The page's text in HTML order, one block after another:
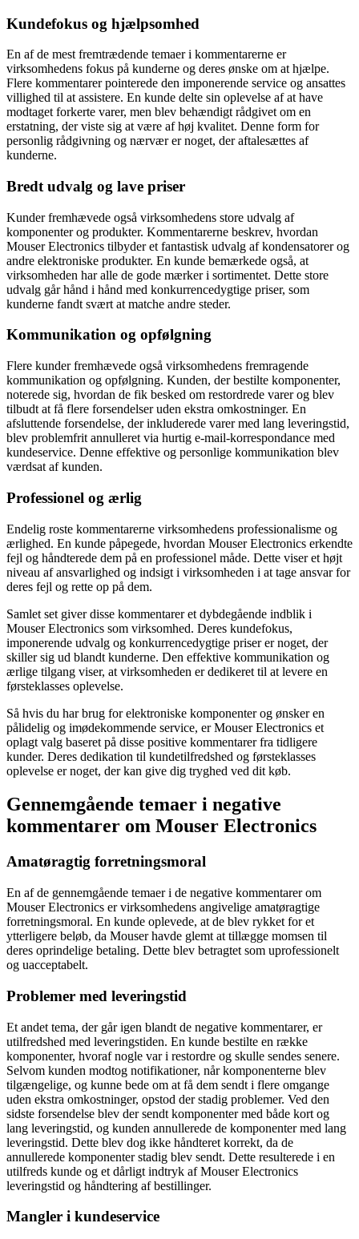
Kundefokus og hjælpsomhed
En af de mest fremtrædende temaer i kommentarerne er
virksomhedens fokus på kunderne og deres ønske om at hjælpe.
Flere kommentarer pointerede den imponerende service og ansattes
villighed til at assistere. En kunde delte sin oplevelse af at have
modtaget forkerte varer, men blev behændigt rådgivet om en
erstatning, der viste sig at være af høj kvalitet. Denne form for
personlig rådgivning og nærvær er noget, der aftalesættes af
kunderne.
Bredt udvalg og lave priser
Kunder fremhævede også virksomhedens store udvalg af
komponenter og produkter. Kommentarerne beskrev, hvordan
Mouser Electronics tilbyder et fantastisk udvalg af kondensatorer og
andre elektroniske produkter. En kunde bemærkede også, at
virksomheden har alle de gode mærker i sortimentet. Dette store
udvalg går hånd i hånd med konkurrencedygtige priser, som
kunderne fandt svært at matche andre steder.
Kommunikation og opfølgning
Flere kunder fremhævede også virksomhedens fremragende
kommunikation og opfølgning. Kunden, der bestilte komponenter,
noterede sig, hvordan de fik besked om restordrede varer og blev
tilbudt at få flere forsendelser uden ekstra omkostninger. En
afsluttende forsendelse, der inkluderede varer med lang leveringstid,
blev problemfrit annulleret via hurtig e-mail-korrespondance med
kundeservice. Denne effektive og personlige kommunikation blev
værdsat af kunden.
Professionel og ærlig
Endelig roste kommentarerne virksomhedens professionalisme og
ærlighed. En kunde påpegede, hvordan Mouser Electronics erkendte
fejl og håndterede dem på en professionel måde. Dette viser et højt
niveau af ansvarlighed og indsigt i virksomheden i at tage ansvar for
deres fejl og rette op på dem.
Samlet set giver disse kommentarer et dybdegående indblik i
Mouser Electronics som virksomhed. Deres kundefokus,
imponerende udvalg og konkurrencedygtige priser er noget, der
skiller sig ud blandt kunderne. Den effektive kommunikation og
ærlige tilgang viser, at virksomheden er dedikeret til at levere en
førsteklasses oplevelse.
Så hvis du har brug for elektroniske komponenter og ønsker en
pålidelig og imødekommende service, er Mouser Electronics et
oplagt valg baseret på disse positive kommentarer fra tidligere
kunder. Deres dedikation til kundetilfredshed og førsteklasses
oplevelse er noget, der kan give dig tryghed ved dit køb.
Gennemgående temaer i negative
kommentarer om Mouser Electronics
Amatøragtig forretningsmoral
En af de gennemgående temaer i de negative kommentarer om
Mouser Electronics er virksomhedens angivelige amatøragtige
forretningsmoral. En kunde oplevede, at de blev rykket for et
ytterligere beløb, da Mouser havde glemt at tillægge momsen til
deres oprindelige betaling. Dette blev betragtet som uprofessionelt
og uacceptabelt.
Problemer med leveringstid
Et andet tema, der går igen blandt de negative kommentarer, er
utilfredshed med leveringstiden. En kunde bestilte en række
komponenter, hvoraf nogle var i restordre og skulle sendes senere.
Selvom kunden modtog notifikationer, når komponenterne blev
tilgængelige, og kunne bede om at få dem sendt i flere omgange
uden ekstra omkostninger, opstod der stadig problemer. Ved den
sidste forsendelse blev der sendt komponenter med både kort og
lang leveringstid, og kunden annullerede de komponenter med lang
leveringstid. Dette blev dog ikke håndteret korrekt, da de
annullerede komponenter stadig blev sendt. Dette resulterede i en
utilfreds kunde og et dårligt indtryk af Mouser Electronics
leveringstid og håndtering af bestillinger.
Mangler i kundeservice